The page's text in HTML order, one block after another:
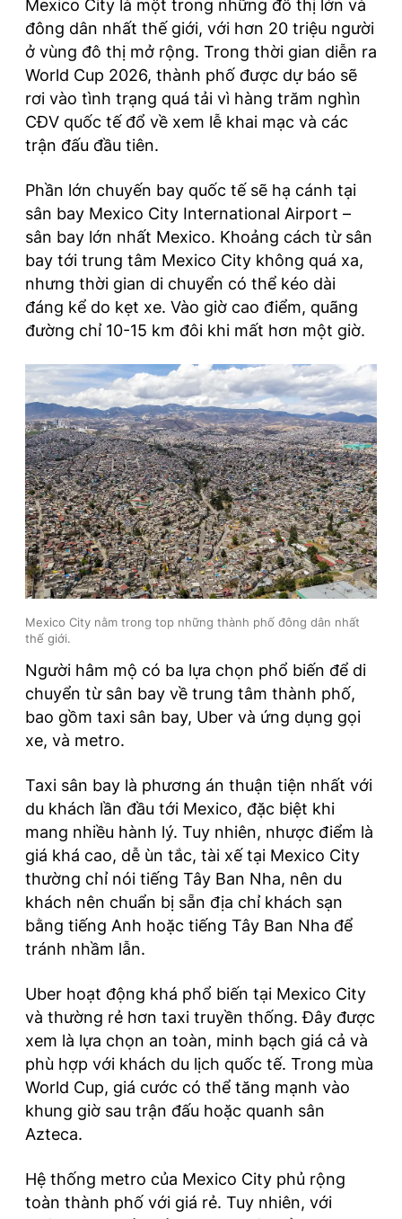
Mexico City là một trong những đô thị lớn và
đông dân nhất thế giới, với hơn 20 triệu người
ở vùng đô thị mở rộng. Trong thời gian diễn ra
World Cup 2026, thành phố được dự báo sẽ
rơi vào tình trạng quá tải vì hàng trăm nghìn
CĐV quốc tế đổ về xem lễ khai mạc và các
trận đấu đầu tiên.
Phần lớn chuyến bay quốc tế sẽ hạ cánh tại
sân bay Mexico City International Airport –
sân bay lớn nhất Mexico. Khoảng cách từ sân
bay tới trung tâm Mexico City không quá xa,
nhưng thời gian di chuyển có thể kéo dài
đáng kể do kẹt xe. Vào giờ cao điểm, quãng
đường chỉ 10-15 km đôi khi mất hơn một giờ.
Mexico City nằm trong top những thành phố đông dân nhất
thế giới.
Người hâm mộ có ba lựa chọn phổ biến để di
chuyển từ sân bay về trung tâm thành phố,
bao gồm taxi sân bay, Uber và ứng dụng gọi
xe, và metro.
Taxi sân bay là phương án thuận tiện nhất với
du khách lần đầu tới Mexico, đặc biệt khi
mang nhiều hành lý. Tuy nhiên, nhược điểm là
giá khá cao, dễ ùn tắc, tài xế tại Mexico City
thường chỉ nói tiếng Tây Ban Nha, nên du
khách nên chuẩn bị sẵn địa chỉ khách sạn
bằng tiếng Anh hoặc tiếng Tây Ban Nha để
tránh nhầm lẫn.
Uber hoạt động khá phổ biến tại Mexico City
và thường rẻ hơn taxi truyền thống. Đây được
xem là lựa chọn an toàn, minh bạch giá cả và
phù hợp với khách du lịch quốc tế. Trong mùa
World Cup, giá cước có thể tăng mạnh vào
khung giờ sau trận đấu hoặc quanh sân
Azteca.
Hệ thống metro của Mexico City phủ rộng
toàn thành phố với giá rẻ. Tuy nhiên, với